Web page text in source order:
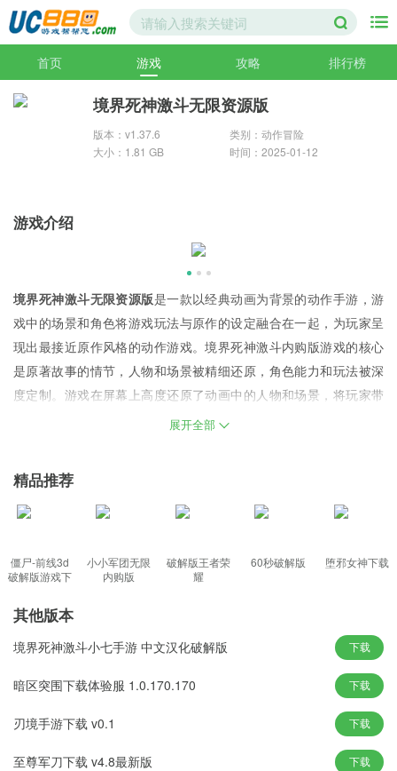
首页 游戏 攻略 排行榜
境界死神激斗无限资源版
版本：v1.37.6
类别：动作冒险
大小：1.81 GB
时间：2025-01-12
游戏介绍
境界死神激斗无限资源版是一款以经典动画为背景的动作手游，游
戏中的场景和角色将游戏玩法与原作的设定融合在一起，为玩家呈
现出最接近原作风格的动作游戏。境界死神激斗内购版游戏的核心
是原著故事的情节，人物和场景被精细还原，角色能力和玩法被深
度定制。游戏在屏幕上高度还原了动画中的人物和场景，将玩家带
回到动画的情节中。游戏完美诠释了游戏中每个角色的技能和动作
境界死神激斗无限资源版游戏功能
这是一款原创团队制作并获得原创团队授权的日本剑术手游。
组装数十个人气人物，3D模型华丽帅气，还原高精度动画人物。
经典故事重现，让玩家从最开始的地方一步步成长到最强的死亡。
冲击力十足，华丽华丽，可以使人物通过犀利的操作达到无限的连
击效果。
境界死神激斗无限资源版游戏优势
PVP直播，这是我的战斗。
展开全部
精品推荐
僵尸-前线3d
破解版游戏下
小小军团无限
内购版
破解版王者荣
耀
60秒破解版 堕邪女神下载
其他版本
境界死神激斗小七手游 中文汉化破解版 下载
暗区突围下载体验服 1.0.170.170 下载
刃境手游下载 v0.1 下载
至尊军刀下载 v4.8最新版 下载